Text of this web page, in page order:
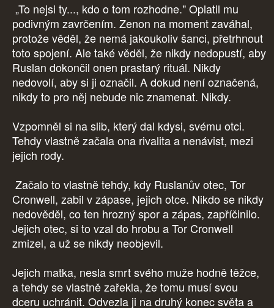
„To nejsi ty..., kdo o tom rozhodne." Oplatil mu
podivným zavrčením. Zenon na moment zaváhal,
protože věděl, že nemá jakoukoliv šanci, přetrhnout
toto spojení. Ale také věděl, že nikdy nedopustí, aby
Ruslan dokončil onen prastarý rituál. Nikdy
nedovolí, aby si ji označil. A dokud není označená,
nikdy to pro něj nebude nic znamenat. Nikdy.
Vzpomněl si na slib, který dal kdysi, svému otci.
Tehdy vlastně začala ona rivalita a nenávist, mezi
jejich rody.
Začalo to vlastně tehdy, kdy Ruslanův otec, Tor
Cronwell, zabil v zápase, jejich otce. Nikdo se nikdy
nedověděl, co ten hrozný spor a zápas, zapříčinilo.
Jejich otec, si to vzal do hrobu a Tor Cronwell
zmizel, a už se nikdy neobjevil.
Jejich matka, nesla smrt svého muže hodně těžce,
a tehdy se vlastně zařekla, že tomu musí svou
dceru uchránit. Odvezla ji na druhý konec světa a